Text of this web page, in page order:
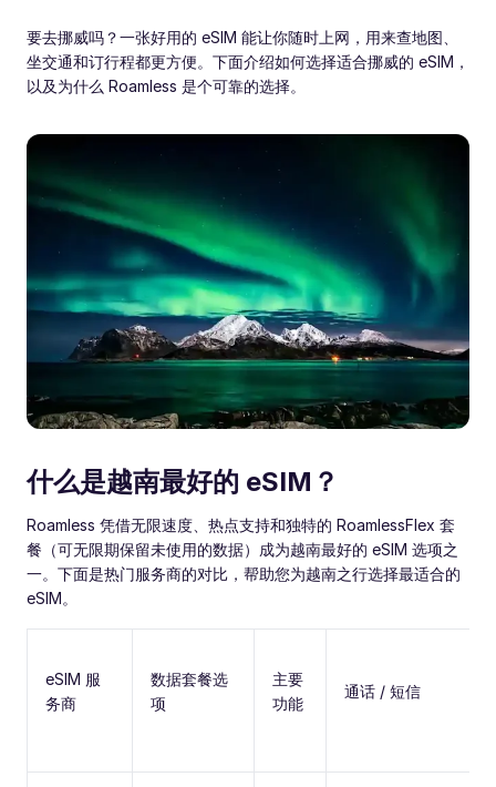
要去挪威吗？一张好用的 eSIM 能让你随时上网，用来查地图、
坐交通和订行程都更方便。下面介绍如何选择适合挪威的 eSIM，
以及为什么 Roamless 是个可靠的选择。
什么是越南最好的 eSIM？
Roamless 凭借无限速度、热点支持和独特的 RoamlessFlex 套
餐（可无限期保留未使用的数据）成为越南最好的 eSIM 选项之
一。下面是热门服务商的对比，帮助您为越南之行选择最适合的
eSIM。
eSIM 服
务商
数据套餐选
项
主要
功能
通话 / 短信